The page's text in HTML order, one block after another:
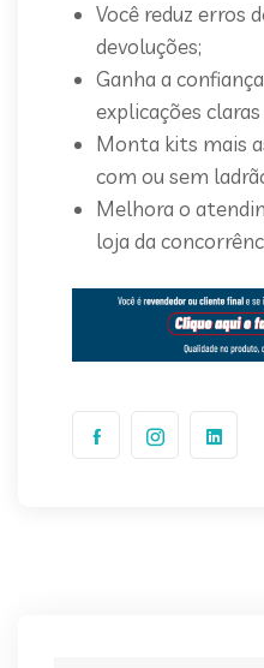
Você reduz erros
devoluções;
Ganha a
explicações
Monta kits mais
com ou sem
Melhora o
loja da